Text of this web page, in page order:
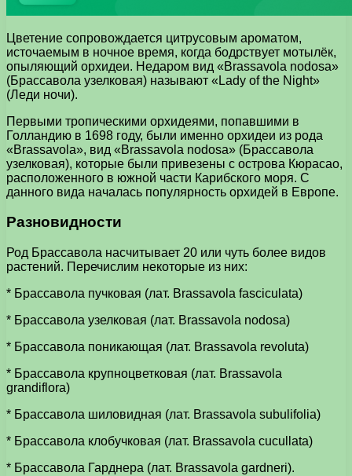
Цветение сопровождается цитрусовым ароматом,
источаемым в ночное время, когда бодрствует мотылёк,
опыляющий орхидеи. Недаром вид «Brassavola nodosa»
(Брассавола узелковая) называют «Lady of the Night»
(Леди ночи).
Первыми тропическими орхидеями, попавшими в
Голландию в 1698 году, были именно орхидеи из рода
«Brassavola», вид «Brassavola nodosa» (Брассавола
узелковая), которые были привезены с острова Кюрасао,
расположенного в южной части Карибского моря. С
данного вида началась популярность орхидей в Европе.
Разновидности
Род Брассавола насчитывает 20 или чуть более видов
растений. Перечислим некоторые из них:
* Брассавола пучковая (лат. Brassavola fasciculata)
* Брассавола узелковая (лат. Brassavola nodosa)
* Брассавола поникающая (лат. Brassavola revoluta)
* Брассавола крупноцветковая (лат. Brassavola
grandiflora)
* Брассавола шиловидная (лат. Brassavola subulifolia)
* Брассавола клобучковая (лат. Brassavola cucullata)
* Брассавола Гарднера (лат. Brassavola gardneri).